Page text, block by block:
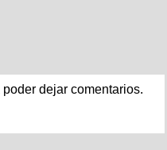
dejar comentarios.